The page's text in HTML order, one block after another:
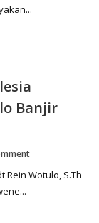
Banjir
Rein Wotulo, S.Th